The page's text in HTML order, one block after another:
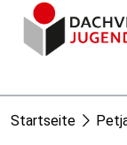
Startseite